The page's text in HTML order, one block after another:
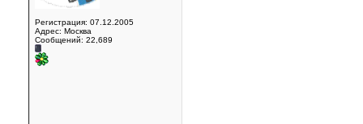
Регистрация: 07.12.2005
Адрес: Москва
Сообщений: 22,689